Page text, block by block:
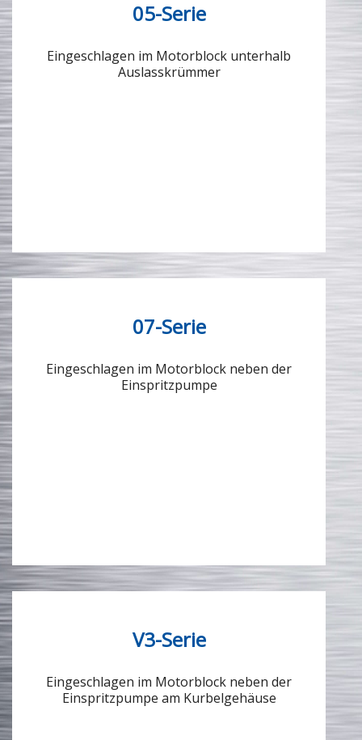
05-Serie
Eingeschlagen im Motorblock unterhalb
Auslasskrümmer
07-Serie
Eingeschlagen im Motorblock neben der
Einspritzpumpe
V3-Serie
Eingeschlagen im Motorblock neben der
Einspritzpumpe am Kurbelgehäuse